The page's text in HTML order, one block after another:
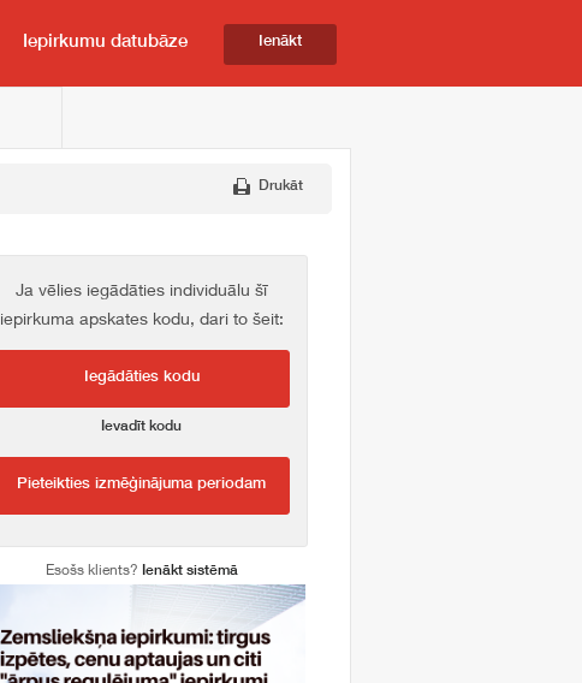
Iepirkumu datubāze Ienākt
Drukāt
Ja vēlies iegādāties individuālu šī
iepirkuma apskates kodu, dari to šeit:
Iegādāties kodu
Ievadīt kodu
Pieteikties izmēģinājuma periodam
Esošs klients? Ienākt sistēmā